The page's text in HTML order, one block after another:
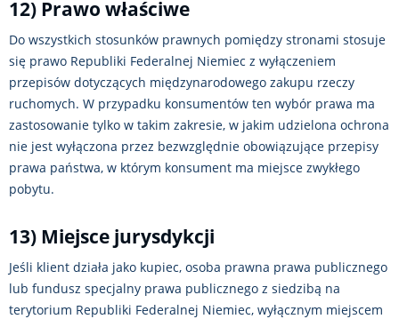
12) Prawo właściwe
Do wszystkich stosunków prawnych pomiędzy stronami stosuje
się prawo Republiki Federalnej Niemiec z wyłączeniem
przepisów dotyczących międzynarodowego zakupu rzeczy
ruchomych. W przypadku konsumentów ten wybór prawa ma
zastosowanie tylko w takim zakresie, w jakim udzielona ochrona
nie jest wyłączona przez bezwzględnie obowiązujące przepisy
prawa państwa, w którym konsument ma miejsce zwykłego
pobytu.
13) Miejsce jurysdykcji
Jeśli klient działa jako kupiec, osoba prawna prawa publicznego
lub fundusz specjalny prawa publicznego z siedzibą na
terytorium Republiki Federalnej Niemiec, wyłącznym miejscem